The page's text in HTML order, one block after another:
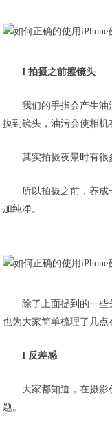
I 拍摄之前擦镜头
我们的手指会产生
摸到镜头，油污会使相
其实拍摄夜景时有
所以拍摄之前，养
加纯净。
除了上面提到的一些
也为大家简单梳理了几点
I 反差感
大家都知道，在摄
题。